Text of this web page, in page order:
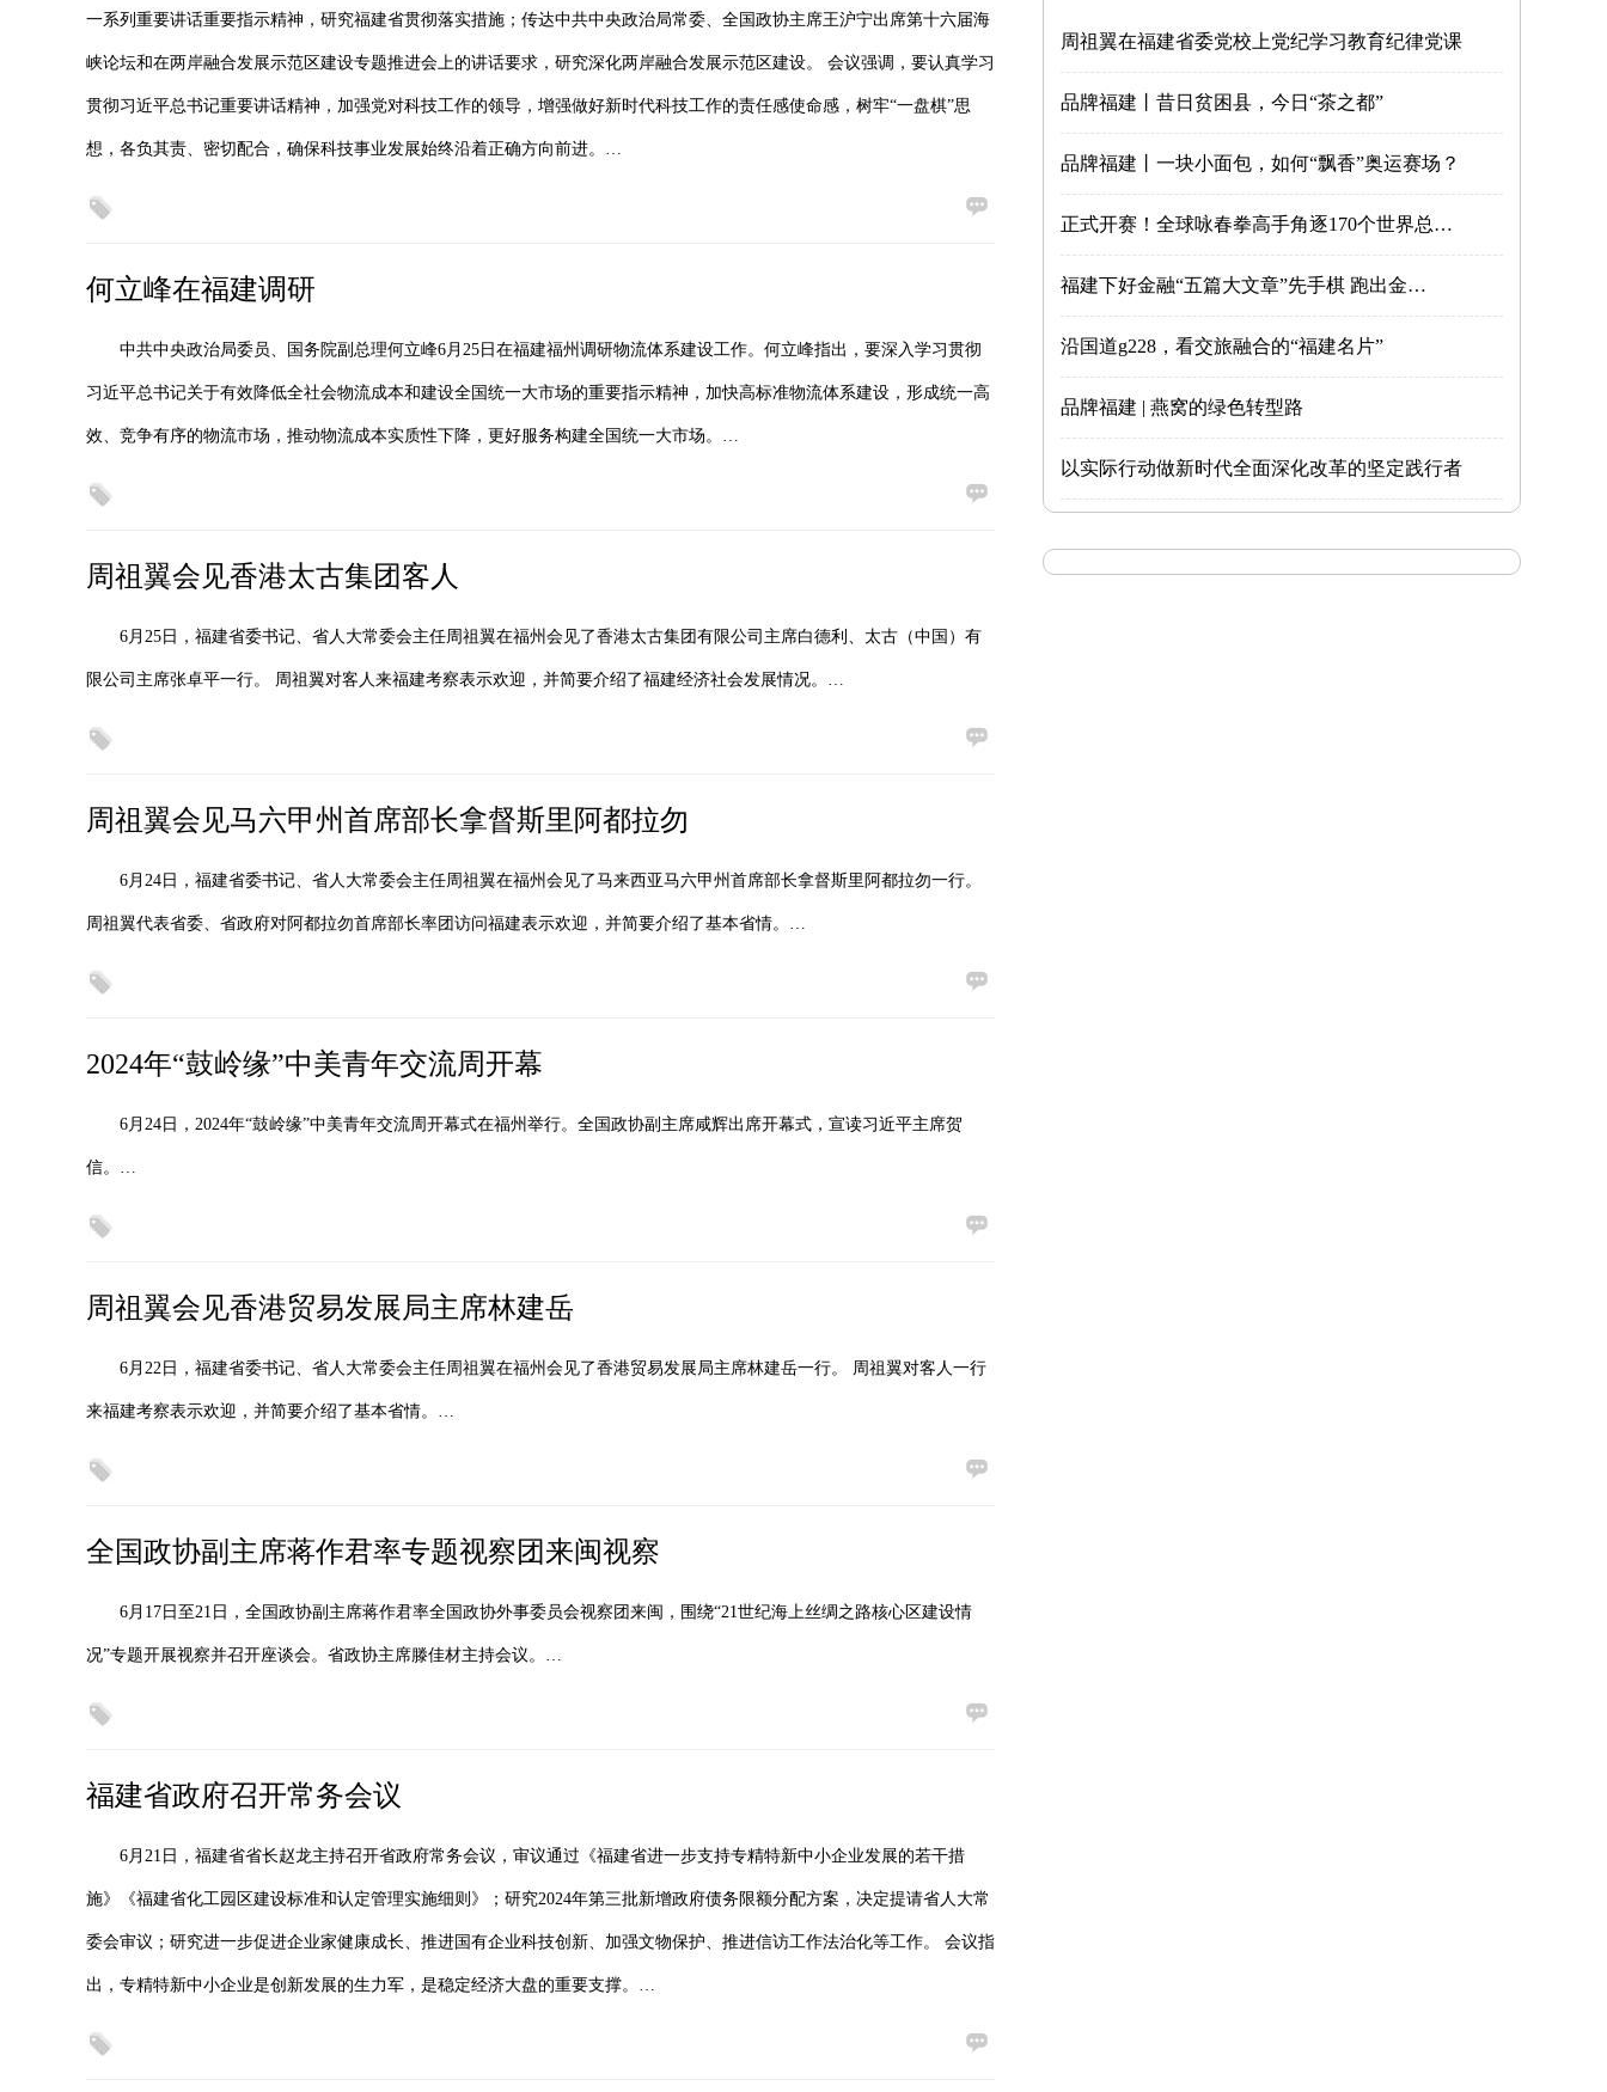
一系列重要讲话重要指示精神，研究福建省贯彻落实措施；传达中共中央政治局常委、全国政协主席王沪宁出席第十六届海
峡论坛和在两岸融合发展示范区建设专题推进会上的讲话要求，研究深化两岸融合发展示范区建设。 会议强调，要认真学习
贯彻习近平总书记重要讲话精神，加强党对科技工作的领导，增强做好新时代科技工作的责任感使命感，树牢“一盘棋”思
想，各负其责、密切配合，确保科技事业发展始终沿着正确方向前进。…
何立峰在福建调研
中共中央政治局委员、国务院副总理何立峰6月25日在福建福州调研物流体系建设工作。何立峰指出，要深入学习贯彻
习近平总书记关于有效降低全社会物流成本和建设全国统一大市场的重要指示精神，加快高标准物流体系建设，形成统一高
效、竞争有序的物流市场，推动物流成本实质性下降，更好服务构建全国统一大市场。…
周祖翼会见香港太古集团客人
6月25日，福建省委书记、省人大常委会主任周祖翼在福州会见了香港太古集团有限公司主席白德利、太古（中国）有
限公司主席张卓平一行。 周祖翼对客人来福建考察表示欢迎，并简要介绍了福建经济社会发展情况。…
周祖翼会见马六甲州首席部长拿督斯里阿都拉勿
6月24日，福建省委书记、省人大常委会主任周祖翼在福州会见了马来西亚马六甲州首席部长拿督斯里阿都拉勿一行。
周祖翼代表省委、省政府对阿都拉勿首席部长率团访问福建表示欢迎，并简要介绍了基本省情。…
2024年“鼓岭缘”中美青年交流周开幕
6月24日，2024年“鼓岭缘”中美青年交流周开幕式在福州举行。全国政协副主席咸辉出席开幕式，宣读习近平主席贺
信。…
周祖翼会见香港贸易发展局主席林建岳
6月22日，福建省委书记、省人大常委会主任周祖翼在福州会见了香港贸易发展局主席林建岳一行。 周祖翼对客人一行
来福建考察表示欢迎，并简要介绍了基本省情。…
全国政协副主席蒋作君率专题视察团来闽视察
6月17日至21日，全国政协副主席蒋作君率全国政协外事委员会视察团来闽，围绕“21世纪海上丝绸之路核心区建设情
况”专题开展视察并召开座谈会。省政协主席滕佳材主持会议。…
福建省政府召开常务会议
6月21日，福建省省长赵龙主持召开省政府常务会议，审议通过《福建省进一步支持专精特新中小企业发展的若干措
施》《福建省化工园区建设标准和认定管理实施细则》；研究2024年第三批新增政府债务限额分配方案，决定提请省人大常
委会审议；研究进一步促进企业家健康成长、推进国有企业科技创新、加强文物保护、推进信访工作法治化等工作。 会议指
出，专精特新中小企业是创新发展的生力军，是稳定经济大盘的重要支撑。…
周祖翼在福建省委党校上党纪学习教育纪律党课
品牌福建丨昔日贫困县，今日“茶之都”
品牌福建丨一块小面包，如何“飘香”奥运赛场？
正式开赛！全球咏春拳高手角逐170个世界总…
福建下好金融“五篇大文章”先手棋 跑出金…
沿国道g228，看交旅融合的“福建名片”
品牌福建 | 燕窝的绿色转型路
以实际行动做新时代全面深化改革的坚定践行者